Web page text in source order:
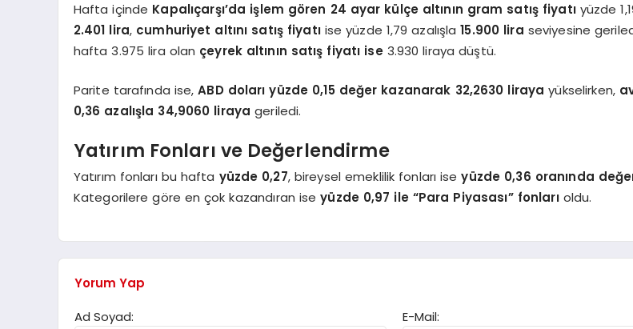
Hafta içinde Kapalıçarşı’da işlem gören 24 ayar külçe altının gram satış fiyatıyüzde
2.401 lira, cumhuriyet altını satış fiyatıise yüzde 1,79 azalışla15.900 lira seviyesine
hafta 3.975 lira olan çeyrek altının satış fiyatı ise3.930 liraya düştü.
Parite tarafında ise,ABD doları yüzde 0,15 değer kazanarak 32,2630 liraya yükselirken,
0,36 azalışla 34,9060 liraya geriledi.
Yatırım Fonları ve Değerlendirme
Yatırım fonları bu hafta yüzde 0,27, bireysel emeklilik fonları iseyüzde 0,36 oranında
Kategorilere göre en çok kazandıran iseyüzde 0,97 ile “Para Piyasası” fonlarıoldu.
Yorum Yap
Ad Soyad:
E-Mail: